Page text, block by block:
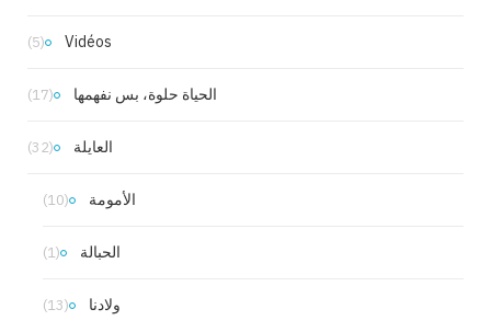
Vidéos
(5)
الحياة حلوة، بس نفهمها (17)
العايلة (32)
الأمومة (10)
الحبالة (1)
ولادنا (13)